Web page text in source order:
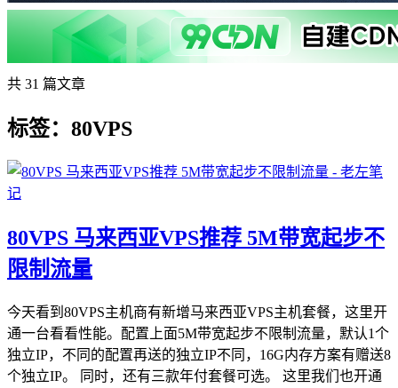
共 31 篇文章
标签：80VPS
80VPS 马来西亚VPS推荐 5M带宽起步不
限制流量
今天看到80VPS主机商有新增马来西亚VPS主机套餐，这里开
通一台看看性能。配置上面5M带宽起步不限制流量，默认1个
独立IP，不同的配置再送的独立IP不同，16G内存方案有赠送8
个独立IP。 同时，还有三款年付套餐可选。 这里我们也开通